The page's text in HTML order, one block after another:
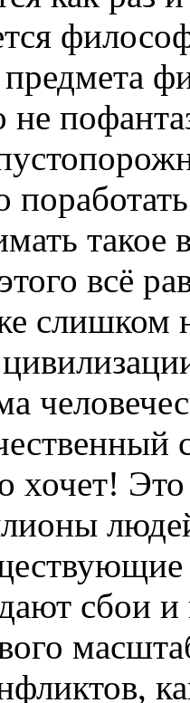
не
всё
слишком
хочет!
сбои и